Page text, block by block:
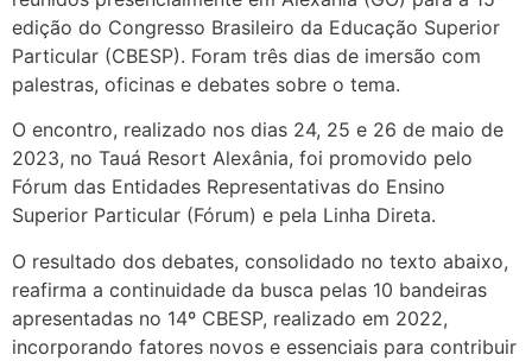
edição do Congresso Brasileiro da Educação Superior
Particular (CBESP). Foram três dias de imersão com
palestras, oficinas e debates sobre o tema.
O encontro, realizado nos dias 24, 25 e 26 de maio de
2023, no Tauá Resort Alexânia, foi promovido pelo
Fórum das Entidades Representativas do Ensino
Superior Particular (Fórum) e pela Linha Direta.
O resultado dos debates, consolidado no texto abaixo,
reafirma a continuidade da busca pelas 10 bandeiras
apresentadas no 14º CBESP, realizado em 2022,
incorporando fatores novos e essenciais para contribuir